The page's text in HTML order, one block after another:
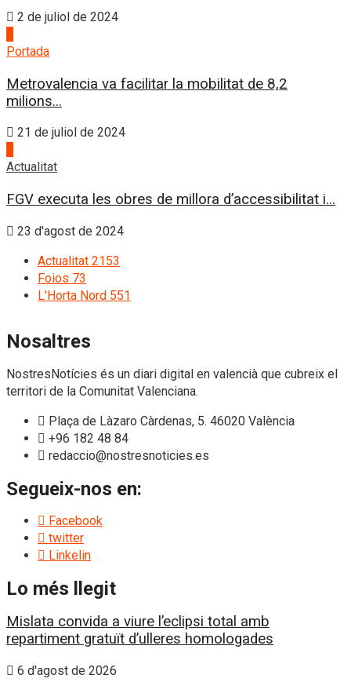
2 de juliol de 2024
Portada
Metrovalencia va facilitar la mobilitat de 8,2
milions...
21 de juliol de 2024
Actualitat
FGV executa les obres de millora d’accessibilitat i...
23 d'agost de 2024
Actualitat 2153
Foios 73
L'Horta Nord 551
Nosaltres
NostresNotícies és un diari digital en valencià que cubreix el
territori de la Comunitat Valenciana.
Plaça de Làzaro Càrdenas, 5. 46020 València
+96 182 48 84
redaccio@nostresnoticies.es
Segueix-nos en:
Facebook
twitter
Linkelin
Lo més llegit
Mislata convida a viure l’eclipsi total amb
repartiment gratuït d’ulleres homologades
6 d'agost de 2026